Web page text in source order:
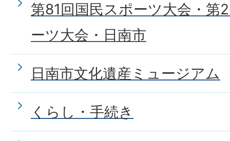
第81回国民スポーツ大会・第
ーツ大会・日南市
日南市文化遺産ミュージアム
くらし・手続き